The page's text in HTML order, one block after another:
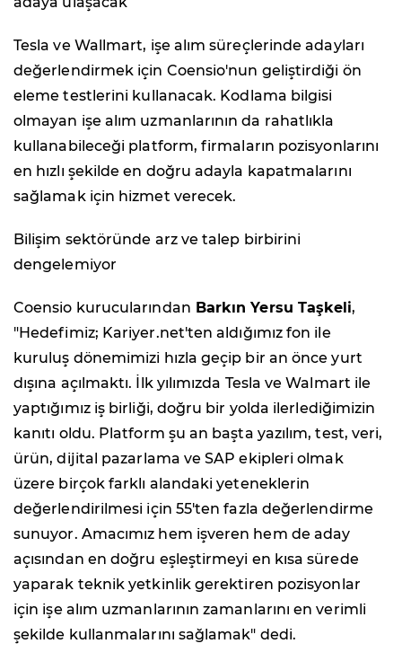
Tesla ve Wallmart, işe alım süreçlerinde adayları
değerlendirmek için Coensio'nun geliştirdiği ön
eleme testlerini kullanacak. Kodlama bilgisi
olmayan işe alım uzmanlarının da rahatlıkla
kullanabileceği platform, firmaların pozisyonlarını
en hızlı şekilde en doğru adayla kapatmalarını
sağlamak için hizmet verecek.
Bilişim sektöründe arz ve talep birbirini
dengelemiyor
Coensio kurucularından Barkın Yersu Taşkeli,
"Hedefimiz; Kariyer.net'ten aldığımız fon ile
kuruluş dönemimizi hızla geçip bir an önce yurt
dışına açılmaktı. İlk yılımızda Tesla ve Walmart ile
yaptığımız iş birliği, doğru bir yolda ilerlediğimizin
kanıtı oldu. Platform şu an başta yazılım, test, veri,
ürün, dijital pazarlama ve SAP ekipleri olmak
üzere birçok farklı alandaki yeteneklerin
değerlendirilmesi için 55'ten fazla değerlendirme
sunuyor. Amacımız hem işveren hem de aday
açısından en doğru eşleştirmeyi en kısa sürede
yaparak teknik yetkinlik gerektiren pozisyonlar
için işe alım uzmanlarının zamanlarını en verimli
şekilde kullanmalarını sağlamak" dedi.